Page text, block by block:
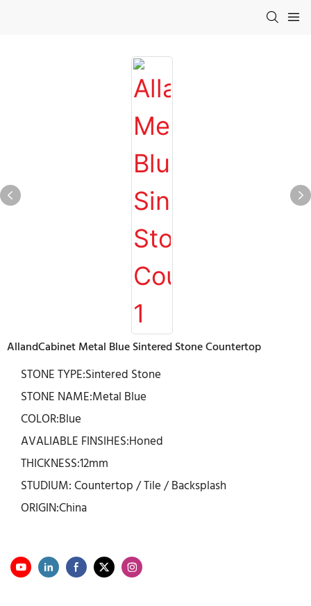
AllandCabinet Metal Blue Sintered Stone Countertop
STONE TYPE:Sintered Stone
STONE NAME:Metal Blue
COLOR:Blue
AVALIABLE FINSIHES:Honed
THICKNESS:12mm
STUDIUM: Countertop / Tile / Backsplash
ORIGIN:China